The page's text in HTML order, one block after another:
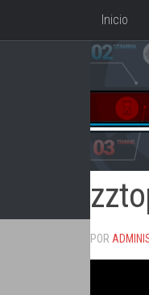
Saltar al contenido
Inicio
POR